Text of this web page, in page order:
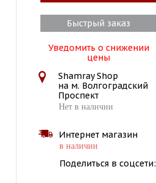
Быстрый заказ
Уведомить о снижении
цены
Shamray Shop
на м. Волгоградский
Проспект
Нет в наличии
Интернет магазин
в наличии
Поделиться в соцсети: